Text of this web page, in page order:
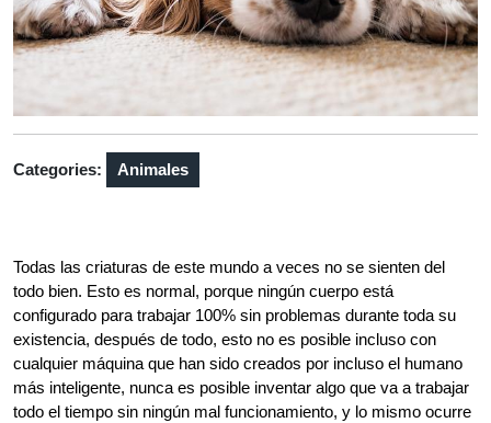
Categories: Animales
Todas las criaturas de este mundo a veces no se sienten del
todo bien. Esto es normal, porque ningún cuerpo está
configurado para trabajar 100% sin problemas durante toda su
existencia, después de todo, esto no es posible incluso con
cualquier máquina que han sido creados por incluso el humano
más inteligente, nunca es posible inventar algo que va a trabajar
todo el tiempo sin ningún mal funcionamiento, y lo mismo ocurre